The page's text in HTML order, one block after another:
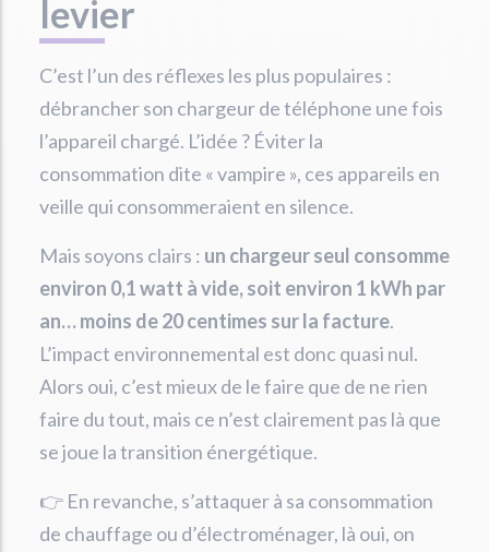
levier
C’est l’un des réflexes les plus populaires :
débrancher son chargeur de téléphone une fois
l’appareil chargé. L’idée ? Éviter la
consommation dite « vampire », ces appareils en
veille qui consommeraient en silence.
Mais soyons clairs : un chargeur seul consomme
environ 0,1 watt à vide, soit environ 1 kWh par
an… moins de 20 centimes sur la facture.
L’impact environnemental est donc quasi nul.
Alors oui, c’est mieux de le faire que de ne rien
faire du tout, mais ce n’est clairement pas là que
se joue la transition énergétique.
👉 En revanche, s’attaquer à sa consommation
de chauffage ou d’électroménager, là oui, on